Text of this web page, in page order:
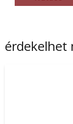
érdekelhet